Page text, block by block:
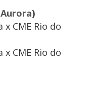
Aurora)
x CME Rio do
x CME Rio do